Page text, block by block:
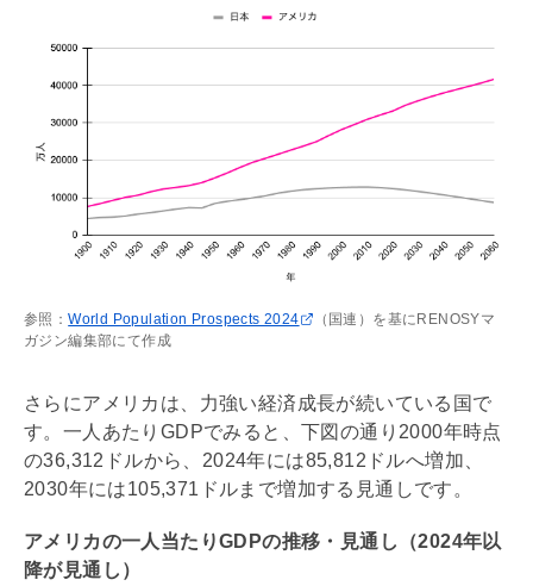
参照：World Population Prospects 2024
（国連）を基にRENOSYマ
ガジン編集部にて作成
さらにアメリカは、力強い経済成長が続いている国で
す。一人あたりGDPでみると、下図の通り2000年時点
の36,312ドルから、2024年には85,812ドルへ増加、
2030年には105,371ドルまで増加する見通しです。
アメリカの一人当たりGDPの推移・見通し（2024年以
降が見通し）